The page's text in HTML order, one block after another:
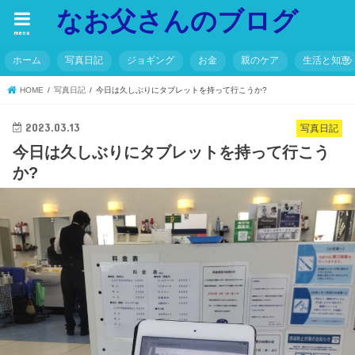
なお父さんのブログ
menu
ホーム 写真日記 ジョギング お金 親のケア 生活と知恵
HOME 写真日記 今日は久しぶりにタブレットを持って行こうか?
写真日記
2023.03.13
今日は久しぶりにタブレットを持って行こう
か?